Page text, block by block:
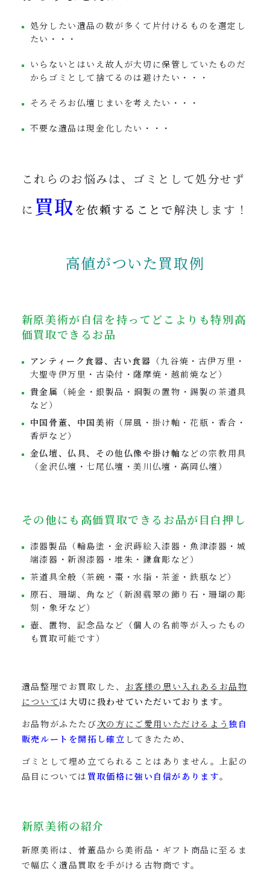
処分したい遺品の数が多くて片付けるものを選定し
たい・・・
いらないとはいえ故人が大切に保管していたものだ
からゴミとして捨てるのは避けたい・・・
そろそろお仏壇じまいを考えたい・・・
不要な遺品は現金化したい・・・
これらのお悩みは、ゴミとして処分せず
に 買取 を依頼することで解決します！
高値がついた買取例
新原美術が自信を持ってどこよりも特別高
価買取できるお品
アンティーク食器、古い食器 （九谷焼・古伊万里・
大聖寺伊万里・古染付・薩摩焼・越前焼など）
貴金属 （純金・銀製品・銅製の置物・錫製の茶道具
など）
中国骨董、中国美術 （屏風・掛け軸・花瓶・香合・
香炉など）
金仏壇、仏具、その他仏像や掛け軸 などの宗教用具
（金沢仏壇・七尾仏壇・美川仏壇・高岡仏壇）
その他にも高価買取できるお品が目白押し
漆器製品（輪島塗・金沢蒔絵入漆器・魚津漆器・城
端漆器・新潟漆器・堆朱・鎌倉彫など）
茶道具全般（茶碗・棗・水指・茶釜・鉄瓶など）
原石、珊瑚、角など（新潟翡翠の飾り石・珊瑚の彫
刻・象牙など）
壺、置物、記念品など（個人の名前等が入ったもの
も買取可能です）
遺品整理でお買取した、 お客様の思い入れあるお品物
については大切に扱わせていただいております。
お品物がふたたび次の方にご愛用いただけるよう独自
販売ルートを開拓し確立 してきたため、
ゴミとして埋め立てられることはありません。上記の
品目については 買取価格に強い自信があります。
新原美術の紹介
新原美術は、骨董品から美術品・ギフト商品に至るま
で幅広く遺品買取を手がける古物商です。